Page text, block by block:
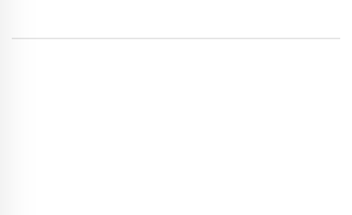
للمرشحين السبعة، الأمر الذي إنعكس حالة من